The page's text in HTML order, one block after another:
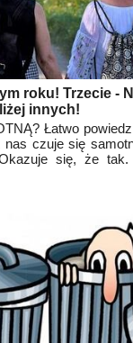
roku! Trzecie -
innych!
Łatwo
czuje się
się, że